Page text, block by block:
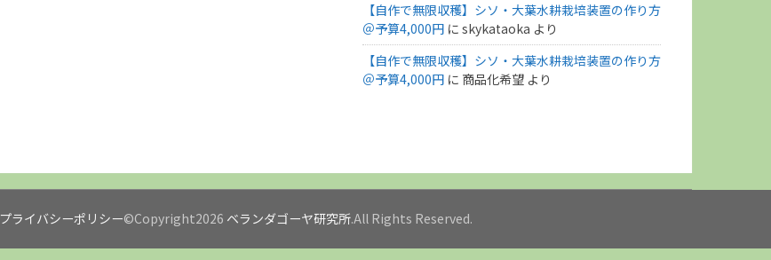
【自作で無限収穫】シソ・大葉水耕栽培装置の作り方
＠予算4,000円 に skykataoka より
【自作で無限収穫】シソ・大葉水耕栽培装置の作り方
＠予算4,000円 に 商品化希望 より
プライバシーポリシー©Copyright2026 ベランダゴーヤ研究所.All Rights Reserved.